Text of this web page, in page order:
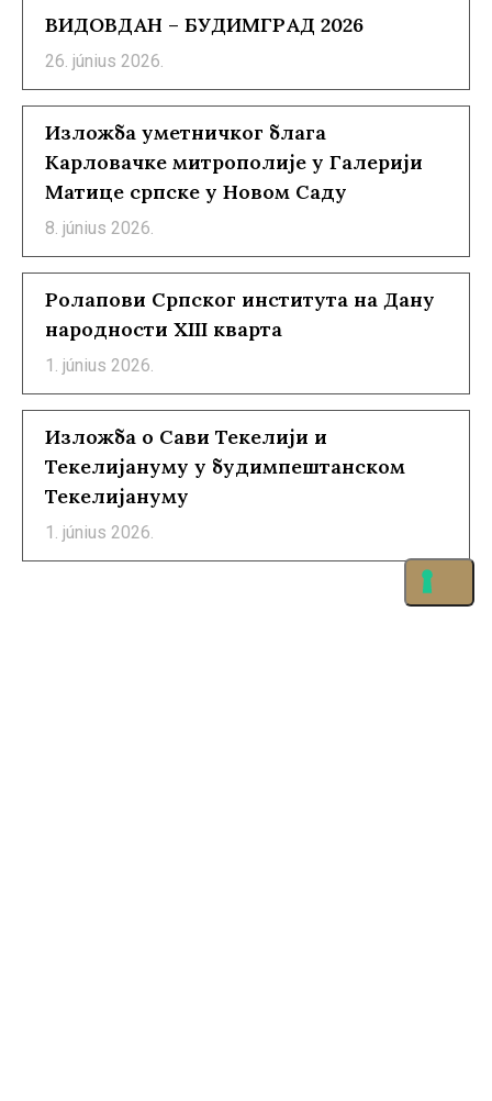
ВИДОВДАН – БУДИМГРАД 2026
26. június 2026.
Изложба уметничког блага
Карловачке митрополије у Галерији
Матице српске у Новом Саду
8. június 2026.
Ролапови Српског института на Дану
народности XIII кварта
1. június 2026.
Изложба о Сави Текелији и
Текелијануму у будимпештанском
Текелијануму
1. június 2026.